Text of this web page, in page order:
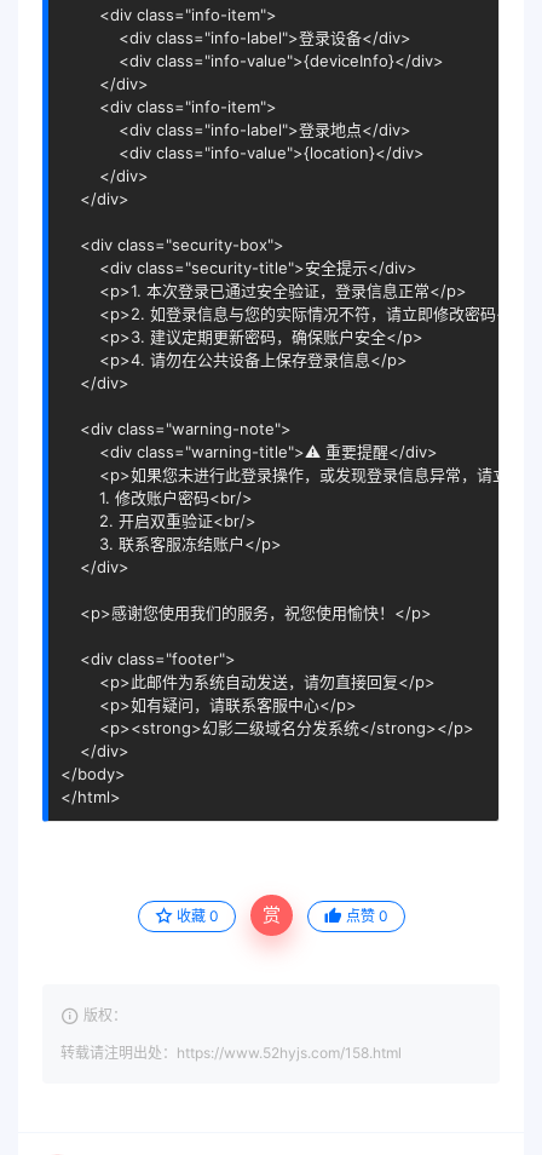
<div class="info-item">
<div class="info-label">登录设备</div>
<div class="info-value">{deviceInfo}</div>
</div>
<div class="info-item">
<div class="info-label">登录地点</div>
<div class="info-value">{location}</div>
</div>
</div>
<div class="security-box">
<div class="security-title">安全提示</div>
<p>1. 本次登录已通过安全验证，登录信息正常</p>
<p>2. 如登录信息与您的实际情况不符，请立即修改密码</
<p>3. 建议定期更新密码，确保账户安全</p>
<p>4. 请勿在公共设备上保存登录信息</p>
</div>
<div class="warning-note">
<div class="warning-title">⚠️ 重要提醒</div>
<p>如果您未进行此登录操作，或发现登录信息异常，请立即：
        1. 修改账户密码
<br/>
        2. 开启双重验证
<br/>
        3. 联系客服冻结账户
</p>
</div>
<p>感谢您使用我们的服务，祝您使用愉快！ </p>
<div class="footer">
<p>此邮件为系统自动发送，请勿直接回复</p>
<p>如有疑问，请联系客服中心</p>
<p><strong>幻影二级域名分发系统</strong></p>
</div>
</body>
</html>
收藏 0 赏 点赞 0
版权：
转载请注明出处：https://www.52hyjs.com/158.html